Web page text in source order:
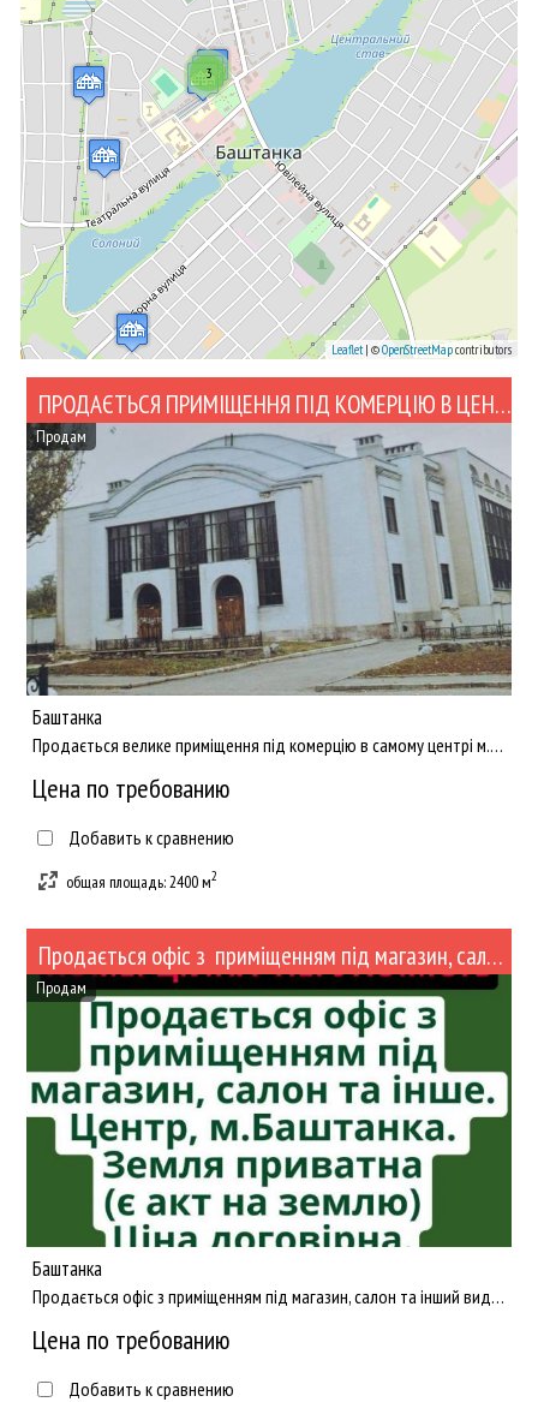
3
Leaflet| ©OpenStreetMapcontributors
ПРОДАЄТЬСЯ ПРИМІЩЕННЯ ПІД КОМЕРЦІЮ В ЦЕНТРІ (№440-92)
Продам
Баштанка
Продається велике приміщення під комерцію в самому центрі м.Баштанка. Загальна площа 2400 м2. Земля приватна,...
Цена по требованию
Добавить к сравнению
общая площадь: 2400 м2
Продається офіс з приміщенням під магазин, салон та інший вид бізнесу
Продам
Баштанка
Продається офіс з приміщенням під магазин, салон та інший вид бізнесу. Центр, м.Баштанка. Земля приватна (є а...
Цена по требованию
Добавить к сравнению